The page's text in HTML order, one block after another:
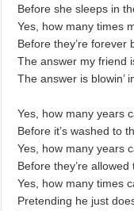
Before she sleeps in
Yes, how many times
Before they’re forever
The answer my friend
The answer is blowin’
Yes, how many years
Before it’s washed to
Yes, how many years
Before they’re
Yes, how many times
Pretending he just